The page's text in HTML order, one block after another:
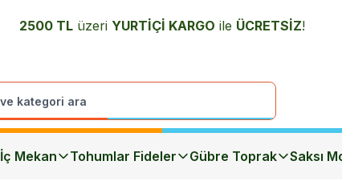
2500 TL üzeri YURTİÇİ KARGO ile ÜCRETSİZ!
İç Mekan Tohumlar Fideler Gübre Toprak Saksı